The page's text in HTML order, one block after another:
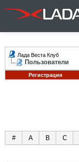
Лада Веста Клуб
Пользователи
Регистрация
# A B C